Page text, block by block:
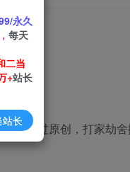
轻松过原创，打家劫
永久
每天
二当
+站长
站长